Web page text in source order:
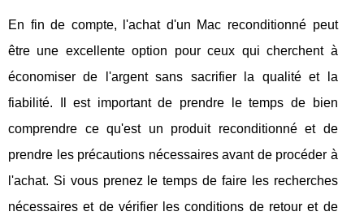
En fin de compte, l'achat d'un Mac reconditionné peut
être une excellente option pour ceux qui cherchent à
économiser de l'argent sans sacrifier la qualité et la
fiabilité. Il est important de prendre le temps de bien
comprendre ce qu'est un produit reconditionné et de
prendre les précautions nécessaires avant de procéder à
l'achat. Si vous prenez le temps de faire les recherches
nécessaires et de vérifier les conditions de retour et de